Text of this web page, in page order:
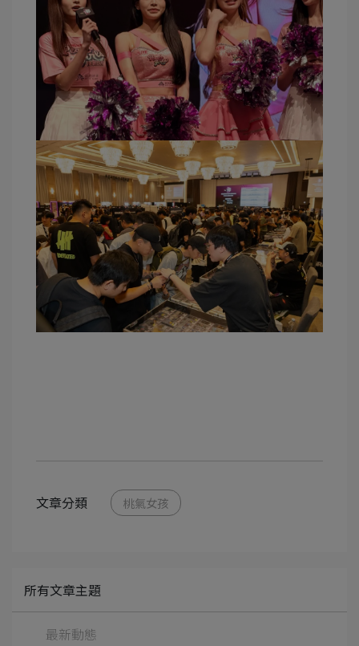
文章分類 桃氣女孩
所有文章主題
最新動態